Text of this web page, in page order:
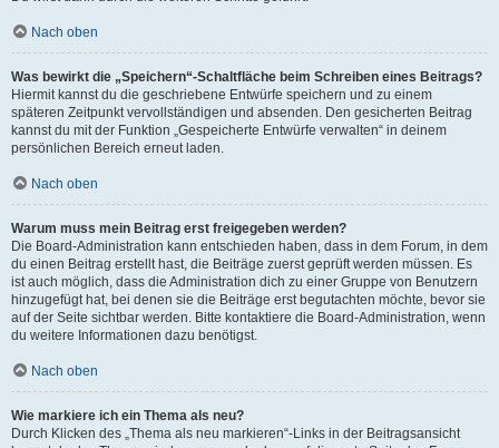
Nach oben
Was bewirkt die „Speichern“-Schaltfläche beim Schreiben eines Beitrags?
Hiermit kannst du die geschriebene Entwürfe speichern und zu einem
späteren Zeitpunkt vervollständigen und absenden. Den gesicherten Beitrag
kannst du mit der Funktion „Gespeicherte Entwürfe verwalten“ in deinem
persönlichen Bereich erneut laden.
Nach oben
Warum muss mein Beitrag erst freigegeben werden?
Die Board-Administration kann entschieden haben, dass in dem Forum, in dem
du einen Beitrag erstellt hast, die Beiträge zuerst geprüft werden müssen. Es
ist auch möglich, dass die Administration dich zu einer Gruppe von Benutzern
hinzugefügt hat, bei denen sie die Beiträge erst begutachten möchte, bevor sie
auf der Seite sichtbar werden. Bitte kontaktiere die Board-Administration, wenn
du weitere Informationen dazu benötigst.
Nach oben
Wie markiere ich ein Thema als neu?
Durch Klicken des „Thema als neu markieren“-Links in der Beitragsansicht